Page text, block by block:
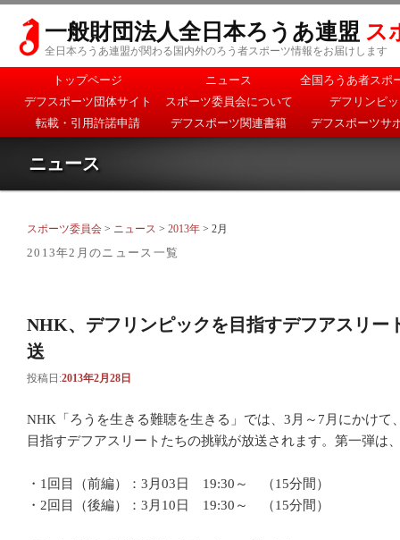
一般財団法人全日本ろうあ連盟 ス
全日本ろうあ連盟が関わる国内外のろう者スポーツ情報をお届けします
メインメニュー
メインコンテンツへ移
動
サブコンテンツへ移動
トップページ ニュース
全国ろうあ者スポ
デフスポーツ団体サイト
スポーツ委員会について
デフリンピ
転載・引用許諾申請
デフスポーツ関連書籍 デフスポーツサ
ニュース
スポーツ委員会 > ニュース > 2013年 > 2月
2013年2月のニュース一覧
NHK、デフリンピックを目指すデフアスリー
送
投稿日:2013年2月28日
NHK「ろうを生きる難聴を生きる」では、3月～7月にかけて
目指すデフアスリートたちの挑戦が放送されます。第一弾は
・1回目（前編）：3月03日 19:30～ （15分間）
・2回目（後編）：3月10日 19:30～ （15分間）